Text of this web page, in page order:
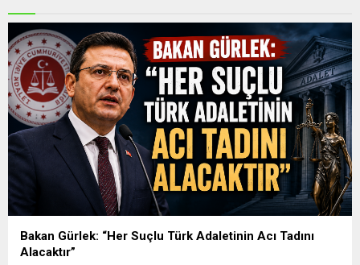
Bakan Gürlek: “Her Suçlu Türk Adaletinin Acı Tadını
Alacaktır”